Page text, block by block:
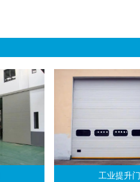
工业提升门